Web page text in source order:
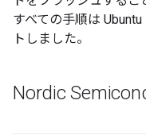
すべての手順は
トしました。
Nordic